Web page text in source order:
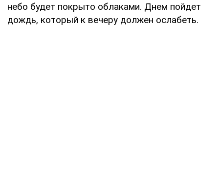
небо будет покрыто облаками. Днем пойдет
дождь, который к вечеру должен ослабеть.